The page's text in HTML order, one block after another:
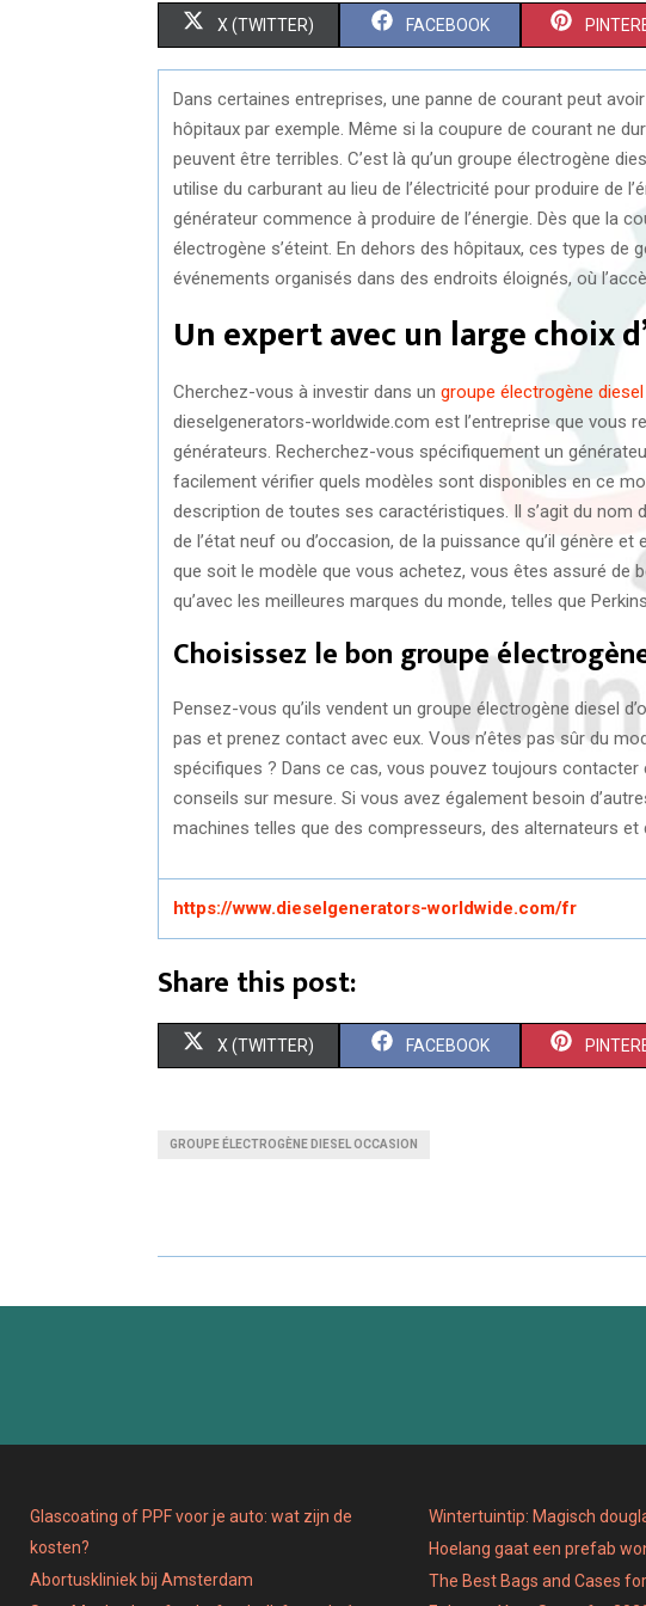
S
H
A
R
E
N
X (TWITTER) S
H
A
R
E
N
FACEBOOK S
H
A
R
E
N
Dans certaines entreprises, une panne de courant peut
hôpitaux par exemple. Même si la coupure de courant ne
peuvent être terribles. C’est là qu’un groupe électrogène
utilise du carburant au lieu de l’électricité pour produire de
générateur commence à produire de l’énergie. Dès que la
électrogène s’éteint. En dehors des hôpitaux, ces types
événements organisés dans des endroits éloignés, où
Un expert avec un large choix
Cherchez-vous à investir dans un groupe électrogène diesel
dieselgenerators-worldwide.com est l’entreprise que vous
générateurs. Recherchez-vous spécifiquement un
facilement vérifier quels modèles sont disponibles en ce
description de toutes ses caractéristiques. Il s’agit du nom
de l’état neuf ou d’occasion, de la puissance qu’il génère
que soit le modèle que vous achetez, vous êtes assuré de
qu’avec les meilleures marques du monde, telles que
Choisissez le bon groupe
Pensez-vous qu’ils vendent un groupe électrogène diesel
pas et prenez contact avec eux. Vous n’êtes pas sûr du
spécifiques ? Dans ce cas, vous pouvez toujours
conseils sur mesure. Si vous avez également besoin
machines telles que des compresseurs, des alternateurs et
https://www.dieselgenerators-worldwide.com/fr
Share this post:
S
O
N
X (TWITTER) S
O
N
FACEBOOK S
O
N
GROUPE ÉLECTROGÈNE DIESEL OCCASION
Glascoating of PPF voor je auto: wat zijn de
kosten?
Abortuskliniek bij Amsterdam
Wintertuintip: Magisch
Hoelang gaat een prefab
The Best Bags and Cases